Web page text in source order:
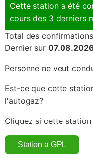
Cette station a été
cours des 3 derniers
Total des
Dernier sur 07.08.2026
Personne ne veut
Est-ce que cette
l'autogaz?
Cliquez si cette station